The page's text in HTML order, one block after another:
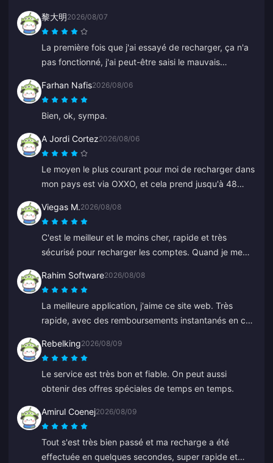
黎大明2026/08/07
La première fois que j'ai essayé de recharger, ça n'a
pas fonctionné, j'ai peut-être saisi le mauvais
remboursement pour moi. La deuxième tentative a
fonctionné sans aucun problème. Je continuerai à
utiliser le site.
Farhan Nafis2026/08/06
Bien, ok, sympa.
A Jordi Cortez2026/08/06
Le moyen le plus courant pour moi de recharger dans
mon pays est via OXXO, et cela prend jusqu'à 48
Viegas M.2026/08/08
C'est le meilleur et le moins cher, rapide et très
sécurisé pour recharger les comptes. Quand je me
ça rapidement et a rechargé le bon.
Rahim Software2026/08/08
La meilleure application, j'aime ce site web. Très
rapide, avec des remboursements instantanés en cas
Rebelking2026/08/09
Le service est très bon et fiable. On peut aussi
obtenir des offres spéciales de temps en temps.
Amirul Coenej2026/08/09
Tout s'est très bien passé et ma recharge a été
effectuée en quelques secondes, super rapide et